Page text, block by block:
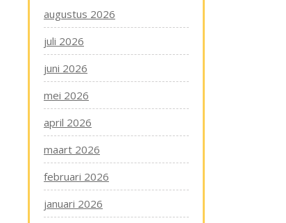
augustus 2026
juli 2026
juni 2026
mei 2026
april 2026
maart 2026
februari 2026
januari 2026